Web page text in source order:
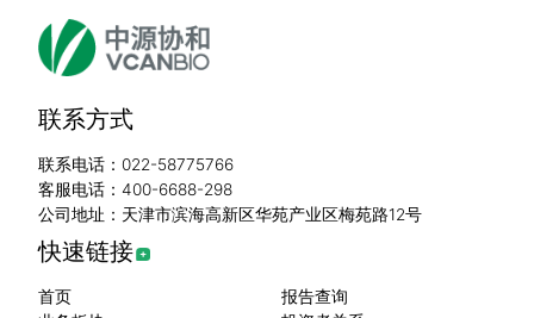
联系方式
联系电话：022-58775766
客服电话：400-6688-298
公司地址：天津市滨海高新区华苑产业区梅苑路12号
快速链接
首页
报告查询